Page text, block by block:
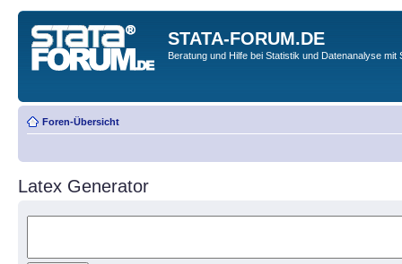
STATA-FORUM.DE
Beratung und Hilfe bei Statistik und Datenanalyse mit
Foren-Übersicht
Latex Generator